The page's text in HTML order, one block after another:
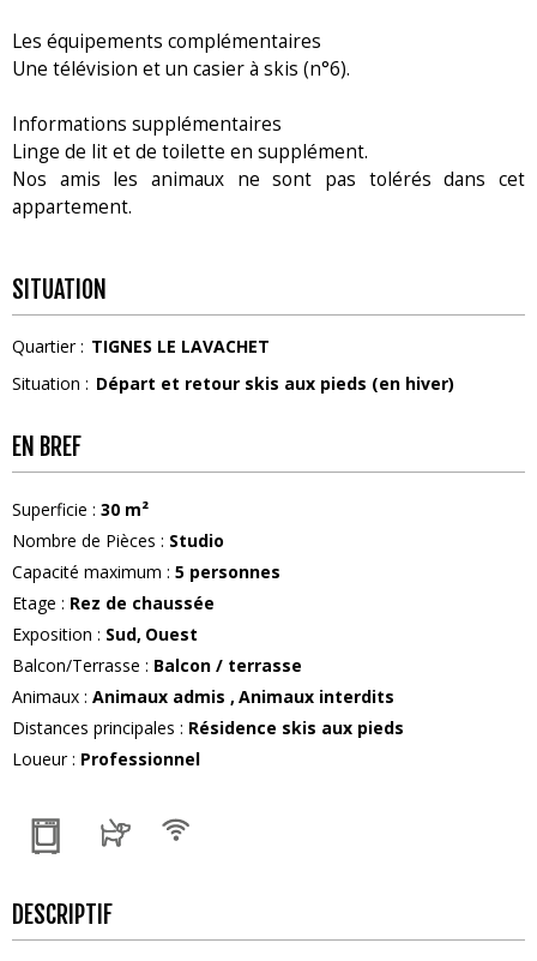
Les équipements complémentaires
Une télévision et un casier à skis (n°6).
Informations supplémentaires
Linge de lit et de toilette en supplément.
Nos amis les animaux ne sont pas tolérés dans cet
appartement.
SITUATION
Quartier : TIGNES LE LAVACHET
Situation : Départ et retour skis aux pieds (en hiver)
EN BREF
Superficie : 30 m²
Nombre de Pièces : Studio
Capacité maximum : 5 personnes
Etage : Rez de chaussée
Exposition : Sud Ouest
Balcon/Terrasse : Balcon / terrasse
Animaux : Animaux admis
Animaux interdits
Distances principales : Résidence skis aux pieds
Loueur: Professionnel
DESCRIPTIF